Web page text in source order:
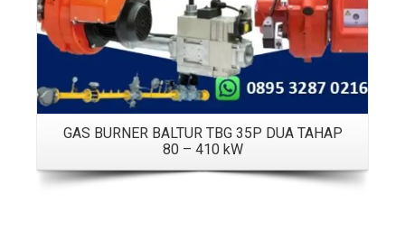
GAS BURNER BALTUR TBG 35P DUA TAHAP
80 – 410 kW